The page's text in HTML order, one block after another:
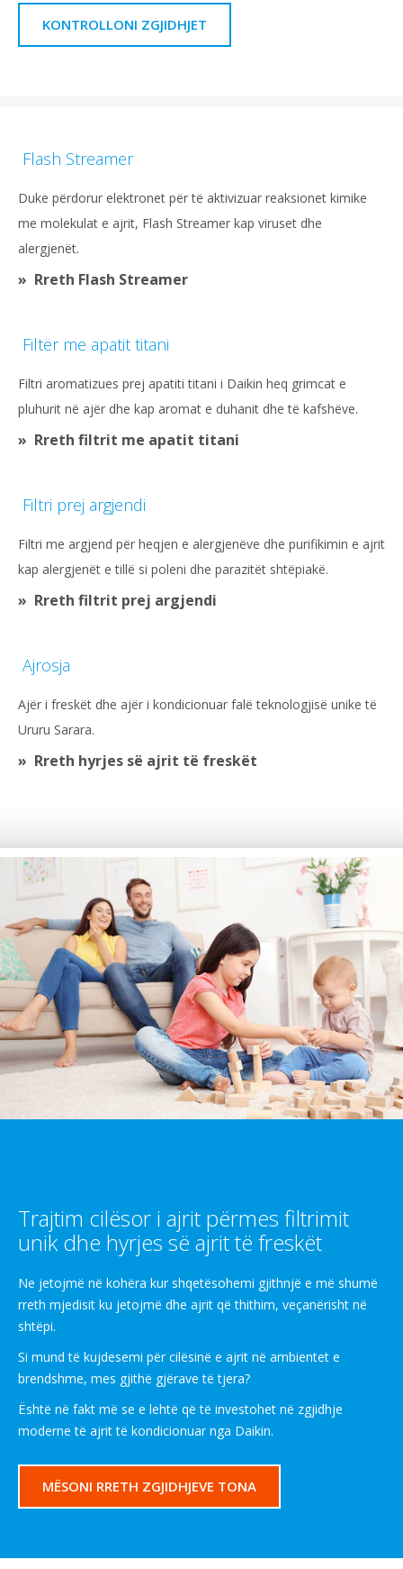
KONTROLLONI ZGJIDHJET
Flash Streamer
Duke përdorur elektronet për të aktivizuar reaksionet kimike
me molekulat e ajrit, Flash Streamer kap viruset dhe
alergjenët.
Rreth Flash Streamer
Filtër me apatit titani
Filtri aromatizues prej apatiti titani i Daikin heq grimcat e
pluhurit në ajër dhe kap aromat e duhanit dhe të kafshëve.
Rreth filtrit me apatit titani
Filtri prej argjendi
Filtri me argjend për heqjen e alergjenëve dhe purifikimin e ajrit
kap alergjenët e tillë si poleni dhe parazitët shtëpiakë.
Rreth filtrit prej argjendi
Ajrosja
Ajër i freskët dhe ajër i kondicionuar falë teknologjisë unike të
Ururu Sarara.
Rreth hyrjes së ajrit të freskët
Trajtim cilësor i ajrit përmes filtrimit
unik dhe hyrjes së ajrit të freskët
Ne jetojmë në kohëra kur shqetësohemi gjithnjë e më shumë
rreth mjedisit ku jetojmë dhe ajrit që thithim, veçanërisht në
shtëpi.
Si mund të kujdesemi për cilësinë e ajrit në ambientet e
brendshme, mes gjithë gjërave të tjera?
Është në fakt më se e lehtë që të investohet në zgjidhje
moderne të ajrit të kondicionuar nga Daikin.
MËSONI RRETH ZGJIDHJEVE TONA